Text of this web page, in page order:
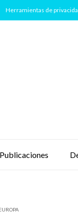
Publicaciones
Herramientas de